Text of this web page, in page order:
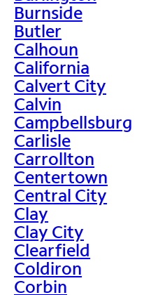
Burnside
Butler
Calhoun
California
Calvert City
Calvin
Campbellsburg
Carlisle
Carrollton
Centertown
Central City
Clay
Clay City
Clearfield
Coldiron
Corbin